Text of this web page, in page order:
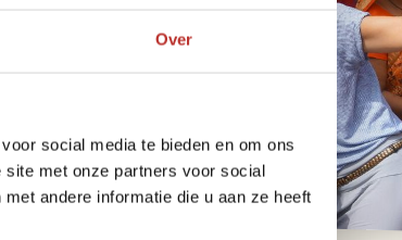
Over
social media te bieden en om ons
met onze partners voor social
andere informatie die u aan ze heeft